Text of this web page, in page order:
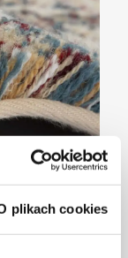
plikach cookies